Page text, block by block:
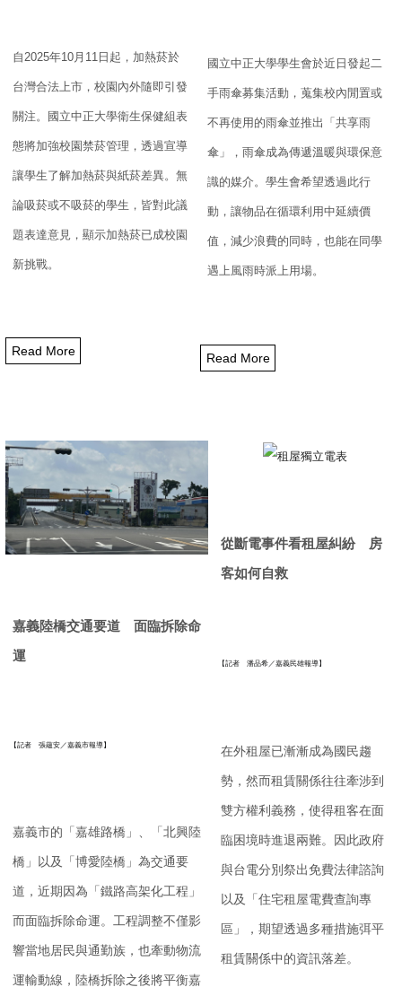
自2025年10月 11 日起，加熱菸於
台灣合法上市， 校園內外隨即引發
關注。 國立中正大學衛生保健組表
態將加強校園禁菸管理， 透過宣導
讓學生了解加熱菸與紙菸差異。無
論吸菸或不吸菸的學生， 皆對此議
題表達意見，顯示加熱菸已成校園
新挑戰。
Read More
國立中正大學學生會於近日發起二
手雨傘募集活動， 蒐集校內閒置或
不再使用的雨傘並推出「共享雨
傘」， 雨傘成為傳遞溫暖與環保意
識的媒介。學生會希望透過此行
動， 讓物品在循環利用中延續價
值，減少浪費的同時， 也能在同學
遇上風雨時派上用場。
Read More
嘉義陸橋交通要道 面臨拆除命
運
【記者 張蘊安／嘉義市報導】
嘉義市的「嘉雄路橋」、「北興陸
橋」以及「博愛陸橋」 為交通要
道，近期因為「鐵路高架化工程」
而面臨拆除命運。 工程調整不僅影
響當地居民與通勤族，也牽動物流
運輸動線， 陸橋拆除之後將平衡嘉
從斷電事件看租屋糾紛 房
客如何自救
【記者 潘品希／嘉義民雄報導】
在外租屋已漸漸成為國民趨
勢， 然而租賃關係往往牽涉到
雙方權利義務， 使得租客在面
臨困境時進退兩難。 因此政府
與台電分別祭出免費法律諮詢
以及「 住宅租屋電費查詢專
區」， 期望透過多種措施弭平
租賃關係中的資訊落差。